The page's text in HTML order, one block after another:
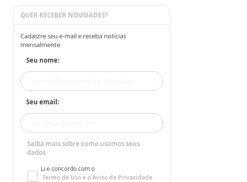
QUER RECEBER NOVIDADES?
Cadastre seu e-mail e receba notícias
mensalmente
Seu nome:
Seu email:
Saiba mais sobre como usamos seus
dados
Li e concordo com o
Termo de Usoe oAviso de Privacidade